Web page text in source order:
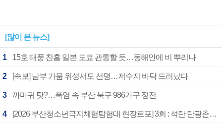
[많이 본 뉴스]
1 15호 태풍 찬홈 일본 도쿄 관통할 듯…동해안에 비 뿌리나
2 [속보] 남부 가뭄 위성서도 선명…저수지 바닥 드러났다
3 까마귀 탓?…폭염 속 부산 북구 986가구 정전
4 [2026 부산청소년극지체험탐험대 현장르포] 3회 : 석탄 탄광촌에서 북극 연구의 중심지로